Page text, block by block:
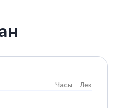
все детали.
огромное
система
Часы Лекции